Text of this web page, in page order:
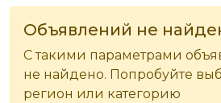
Объявлений не
С такими параметрами
не найдено. Попробуйте
регион или категорию